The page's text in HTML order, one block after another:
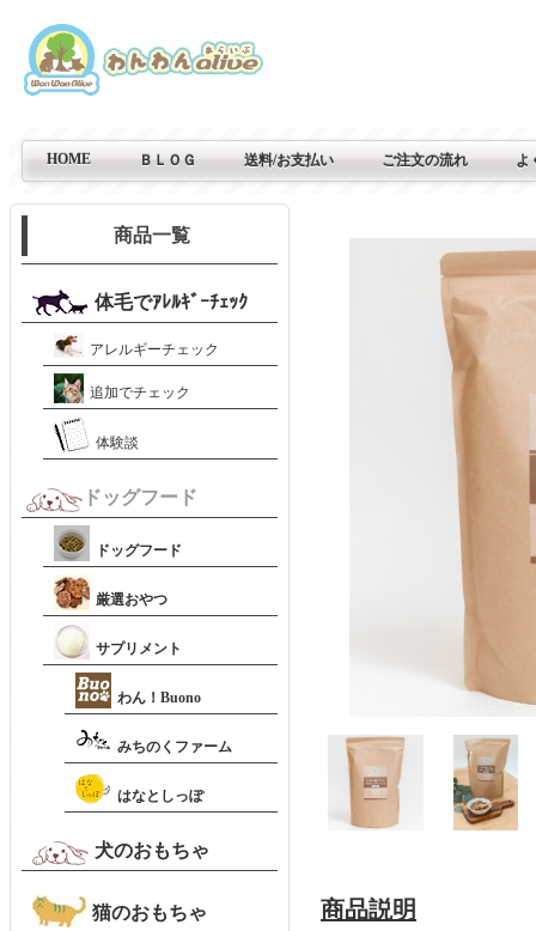
HOME ＢＬＯＧ 送料/お支払い ご注文の流れ よ
商品説明
商品一覧
体毛でｱﾚﾙｷﾞｰﾁｪｯｸ
アレルギーチェック
追加でチェック
体験談
ドッグフード
ドッグフード
厳選おやつ
サプリメント
わん！Buono
みちのくファーム
はなとしっぽ
犬のおもちゃ
猫のおもちゃ